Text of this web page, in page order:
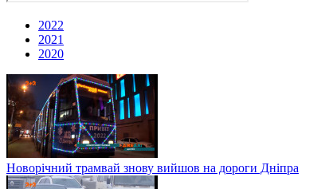
2022
2021
2020
Новорічний трамвай знову вийшов на дороги Дніпра